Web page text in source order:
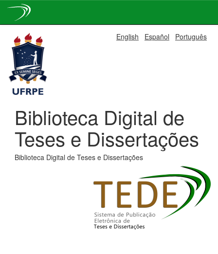
navigation
English Español Português
Biblioteca Digital de
Teses e Dissertações
Biblioteca Digital de Teses e Dissertações